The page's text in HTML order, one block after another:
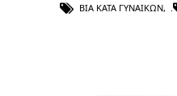
ΒΊΑ ΚΑΤΆ ΓΥΝΑΙΚΏΝ,